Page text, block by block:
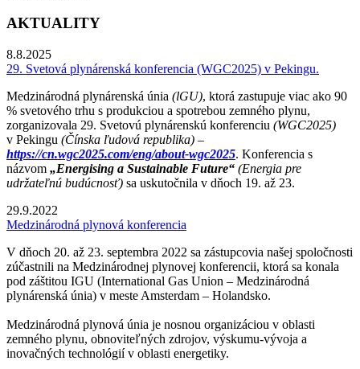
AKTUALITY
8.8.2025
29. Svetová plynárenská konferencia (WGC2025) v Pekingu.
Medzinárodná plynárenská únia (lGU), ktorá zastupuje viac ako 90
% svetového trhu s produkciou a spotrebou zemného plynu,
zorganizovala 29. Svetovú plynárenskú konferenciu (WGC2025)
v Pekingu (Čínska ľudová republika) –
https://cn.wgc2025.com/eng/about-wgc2025. Konferencia s
názvom „Energising a Sustainable Future“ (Energia pre
udržateľnú budúcnosť) sa uskutočnila v dňoch 19. až 23.
29.9.2022
Medzinárodná plynová konferencia
V dňoch 20. až 23. septembra 2022 sa zástupcovia našej spoločnosti
zúčastnili na Medzinárodnej plynovej konferencii, ktorá sa konala
pod záštitou IGU (International Gas Union – Medzinárodná
plynárenská únia) v meste Amsterdam – Holandsko.
Medzinárodná plynová únia je nosnou organizáciou v oblasti
zemného plynu, obnoviteľných zdrojov, výskumu-vývoja a
inovačných technológií v oblasti energetiky.